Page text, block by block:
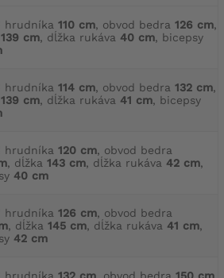
hrudníka 110 cm, obvod bedra 126 cm,
139 cm, dĺžka rukáva 40 cm, bicepsy
hrudníka 114 cm, obvod bedra 132 cm,
139 cm, dĺžka rukáva 41 cm, bicepsy
hrudníka 120 cm, obvod bedra
, dĺžka 143 cm, dĺžka rukáva 42 cm,
40 cm
hrudníka 126 cm, obvod bedra
, dĺžka 145 cm, dĺžka rukáva 41 cm,
42 cm